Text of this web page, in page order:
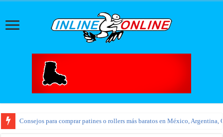
Consejos para comprar patines o rollers más baratos en México, Argentina,